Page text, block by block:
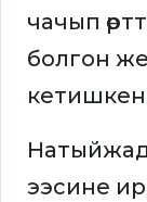
чачып
болгон
ээсине